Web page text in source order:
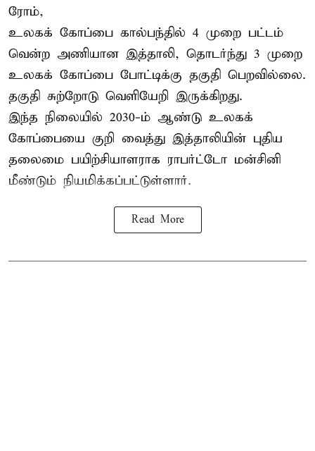
ரோம்,
உலகக் கோப்பை கால்பந்தில் 4 முறை பட்டம்
வென்ற அணியான இத்தாலி, தொடர்ந்து 3 முறை
உலகக் கோப்பை போட்டிக்கு தகுதி பெறவில்லை.
தகுதி சுற்றோடு வெளியேறி இருக்கிறது.
இந்த நிலையில் 2030-ம் ஆண்டு உலகக்
கோப்பையை குறி வைத்து இத்தாலியின் புதிய
தலைமை பயிற்சியாளராக ராபர்ட்டோ மன்சினி
மீண்டும் நியமிக்கப்பட்டுள்ளார்.
Read More